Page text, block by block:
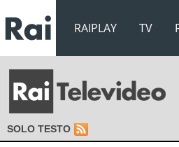
RAIPLAY TV
SOLO TESTO